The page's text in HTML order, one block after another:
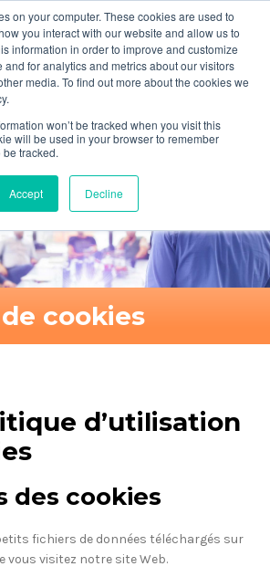
on your computer. These cookies are used to
you interact with our website and allow us to
information in order to improve and customize
for analytics and metrics about our visitors
media. To find out more about the cookies we
won’t be tracked when you visit this
will be used in your browser to remember
tracked.
Accept Decline
FR
cookies
d’utilisation
des cookies
fichiers de données téléchargés sur
vous visitez notre site Web.